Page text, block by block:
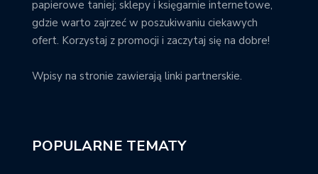
papierowe taniej; sklepy i księgarnie internetowe,
gdzie warto zajrzeć w poszukiwaniu ciekawych
ofert. Korzystaj z promocji i zaczytaj się na dobre!
Wpisy na stronie zawierają linki partnerskie.
POPULARNE TEMATY